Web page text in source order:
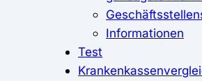
Informationen
Test